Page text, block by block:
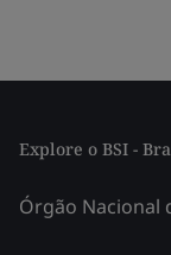
Explore o BSI -
Órgão Nacional